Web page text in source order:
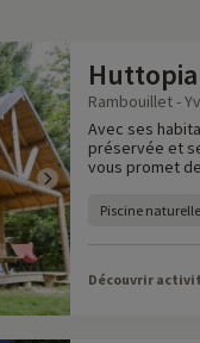
Rambouillet -
Avec ses
préservée et
vous promet
Piscine naturelle
Découvrir